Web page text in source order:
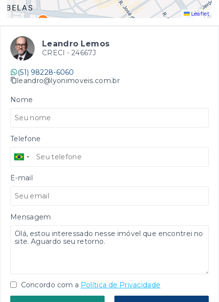
Leaflet
Leandro Lemos
CRECI - 24667J
(51) 98228-6060
leandro@lyonimoveis.com.br
Nome
Telefone
E-mail
Mensagem
Concordo com a Política de Privacidade